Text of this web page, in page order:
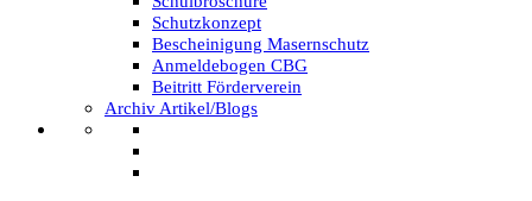
Schutzkonzept
Bescheinigung Masernschutz
Anmeldebogen CBG
Beitritt Förderverein
Archiv Artikel/Blogs